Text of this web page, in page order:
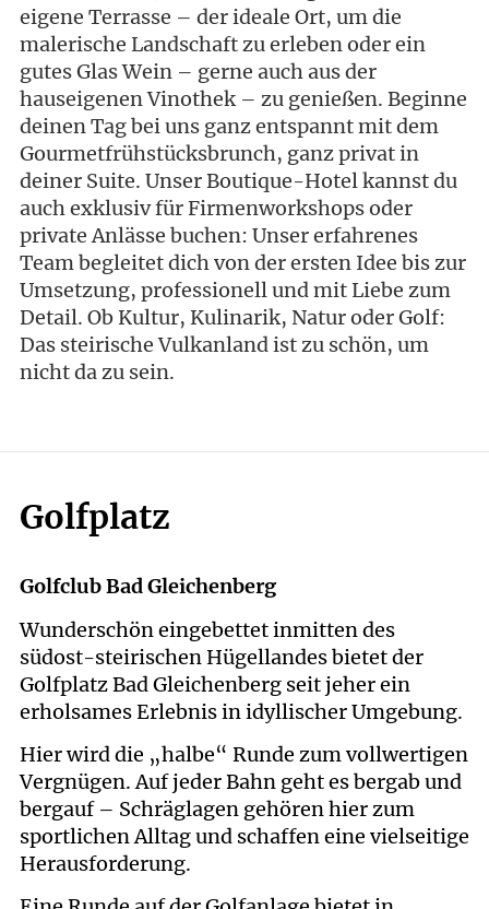
eigene Terrasse – der ideale Ort, um die
malerische Landschaft zu erleben oder ein
gutes Glas Wein – gerne auch aus der
hauseigenen Vinothek – zu genießen. Beginne
deinen Tag bei uns ganz entspannt mit dem
Gourmetfrühstücksbrunch, ganz privat in
deiner Suite. Unser Boutique-Hotel kannst du
auch exklusiv für Firmenworkshops oder
private Anlässe buchen: Unser erfahrenes
Team begleitet dich von der ersten Idee bis zur
Umsetzung, professionell und mit Liebe zum
Detail. Ob Kultur, Kulinarik, Natur oder Golf:
Das steirische Vulkanland ist zu schön, um
nicht da zu sein.
Golfplatz
Golfclub Bad Gleichenberg
Wunderschön eingebettet inmitten des
südost-steirischen Hügellandes bietet der
Golfplatz Bad Gleichenberg seit jeher ein
erholsames Erlebnis in idyllischer Umgebung.
Hier wird die „halbe“ Runde zum vollwertigen
Vergnügen. Auf jeder Bahn geht es bergab und
bergauf – Schräglagen gehören hier zum
sportlichen Alltag und schaffen eine vielseitige
Herausforderung.